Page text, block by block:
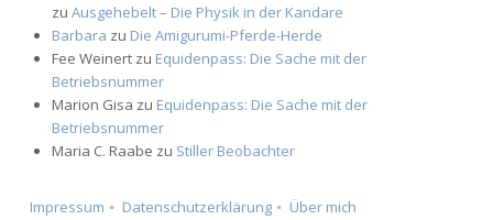
zu Ausgehebelt – Die Physik in der Kandare
Barbara zu Die Amigurumi-Pferde-Herde
Fee Weinertzu Equidenpass: Die Sache mit der
Betriebsnummer
Marion Gisa zu Equidenpass: Die Sache mit der
Betriebsnummer
Maria C. Raabe zu Stiller Beobachter
Impressum Datenschutzerklärung Über mich